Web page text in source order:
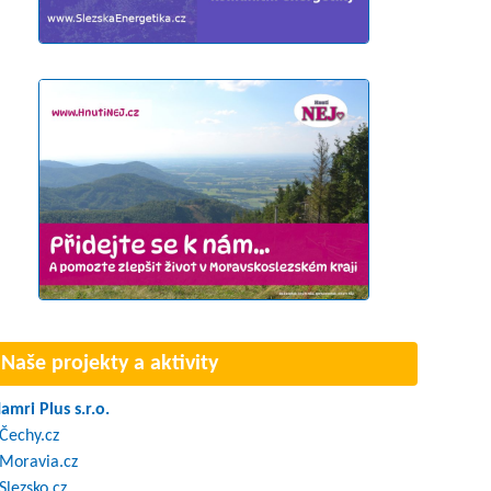
Naše projekty a aktivity
Plus s.r.o.